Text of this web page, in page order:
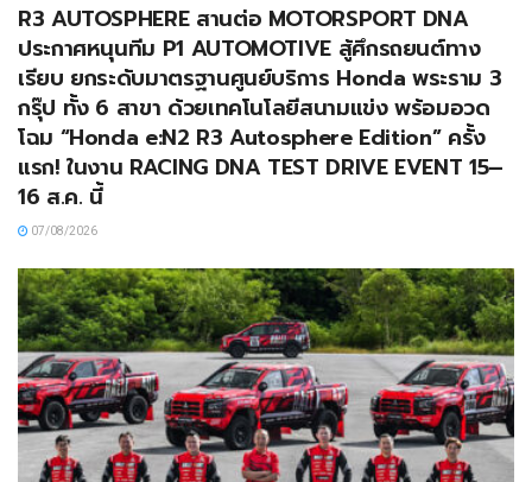
R3 AUTOSPHERE สานต่อ MOTORSPORT DNA
ประกาศหนุนทีม P1 AUTOMOTIVE สู้ศึกรถยนต์ทาง
เรียบ ยกระดับมาตรฐานศูนย์บริการ Honda พระราม 3
กรุ๊ป ทั้ง 6 สาขา ด้วยเทคโนโลยีสนามแข่ง พร้อมอวด
โฉม “Honda e:N2 R3 Autosphere Edition” ครั้ง
แรก! ในงาน RACING DNA TEST DRIVE EVENT 15–
16 ส.ค. นี้
07/08/2026